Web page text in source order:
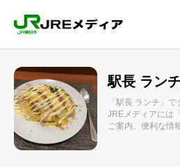
駅長 ラン
「駅長 ランチ」
JREメディアには
ご案内、便利な情